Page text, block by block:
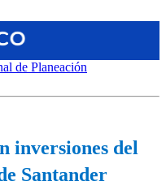
inversiones​ del
Santander